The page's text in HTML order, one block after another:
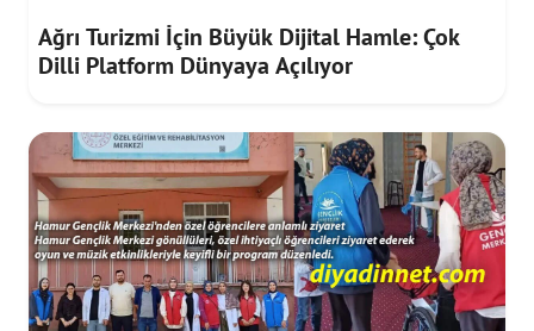
Ağrı Turizmi İçin Büyük Dijital Hamle: Çok
Dilli Platform Dünyaya Açılıyor